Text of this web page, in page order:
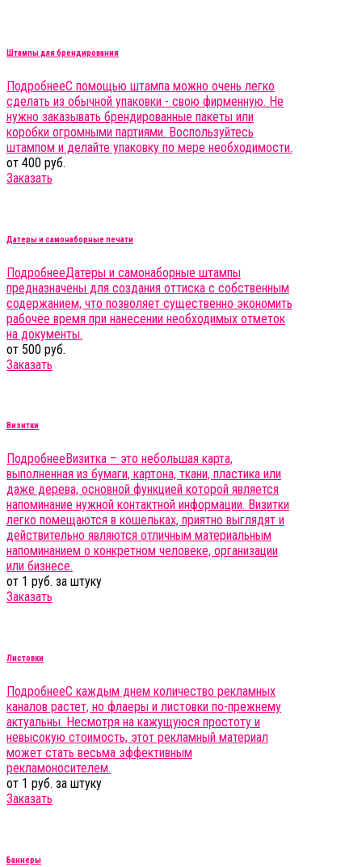
Штампы для брендирования
ПодробнееС помощью штампа можно очень легко
сделать из обычной упаковки - свою фирменную. Не
нужно заказывать брендированные пакеты или
коробки огромными партиями. Воспользуйтесь
штампом и делайте упаковку по мере необходимости.
от 400 руб.
Заказать
Датеры и самонаборные печати
ПодробнееДатеры и самонаборные штампы
предназначены для создания оттиска с собственным
содержанием, что позволяет существенно экономить
рабочее время при нанесении необходимых отметок
на документы.
от 500 руб.
Заказать
Визитки
Подробнее Визитка – это небольшая карта,
выполненная из бумаги, картона, ткани, пластика или
даже дерева, основной функцией которой является
напоминание нужной контактной информации. Визитки
легко помещаются в кошельках, приятно выглядят и
действительно являются отличным материальным
напоминанием о конкретном человеке, организации
или бизнесе.
от 1 руб. за штуку
Заказать
Листовки
ПодробнееС каждым днем количество рекламных
каналов растет, но флаеры и листовки по-прежнему
актуальны. Несмотря на кажущуюся простоту и
невысокую стоимость, этот рекламный материал
может стать весьма эффективным
рекламоносителем.
от 1 руб. за штуку
Заказать
Баннеры